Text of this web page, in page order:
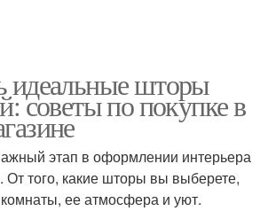
идеальные шторы
советы по покупке в
этап в оформлении интерьера
того, какие шторы вы выберете,
ее атмосфера и уют.